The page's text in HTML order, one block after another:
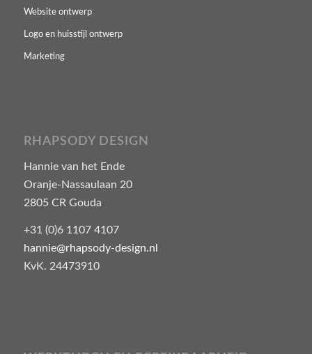
Website ontwerp
Logo en huisstijl ontwerp
Marketing
RHAPSODY DESIGN
Hannie van het Ende
Oranje-Nassaulaan 20
2805 CR Gouda
+31 (0)6 1107 4107
hannie@rhapsody-design.nl
KvK. 24473910